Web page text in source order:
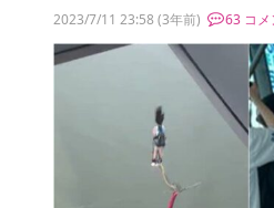
2023/7/11 23:58 (3年前) 63 コメ